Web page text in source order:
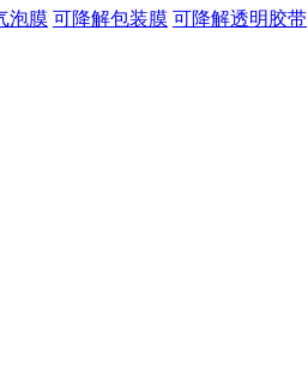
泡膜 可降解包装膜 可降解透明胶带